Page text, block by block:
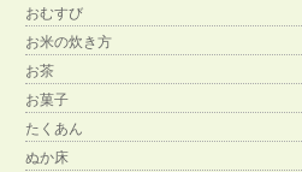
おむすび
お米の炊き方
お茶
お菓子
たくあん
ぬか床